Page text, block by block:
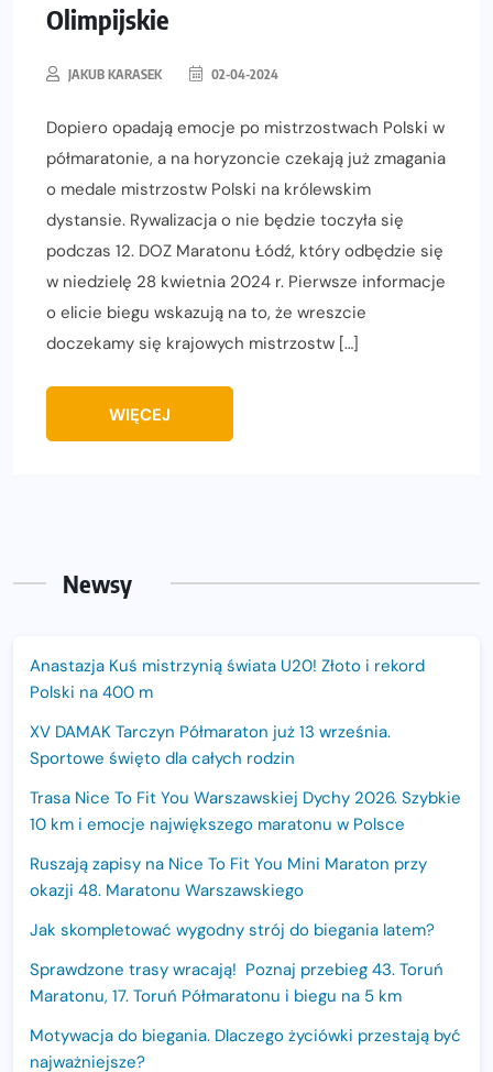
Olimpijskie
JAKUB KARASEK 02-04-2024
Dopiero opadają emocje po mistrzostwach Polski w
półmaratonie, a na horyzoncie czekają już zmagania
o medale mistrzostw Polski na królewskim
dystansie. Rywalizacja o nie będzie toczyła się
podczas 12. DOZ Maratonu Łódź, który odbędzie się
w niedzielę 28 kwietnia 2024 r. Pierwsze informacje
o elicie biegu wskazują na to, że wreszcie
doczekamy się krajowych mistrzostw […]
WIĘCEJ
Newsy
Anastazja Kuś mistrzynią świata U20! Złoto i rekord
Polski na 400 m
XV DAMAK Tarczyn Półmaraton już 13 września.
Sportowe święto dla całych rodzin
Trasa Nice To Fit You Warszawskiej Dychy 2026. Szybkie
10 km i emocje największego maratonu w Polsce
Ruszają zapisy na Nice To Fit You Mini Maraton przy
okazji 48. Maratonu Warszawskiego
Jak skompletować wygodny strój do biegania latem?
Sprawdzone trasy wracają! Poznaj przebieg 43. Toruń
Maratonu, 17. Toruń Półmaratonu i biegu na 5 km
Motywacja do biegania. Dlaczego życiówki przestają być
najważniejsze?